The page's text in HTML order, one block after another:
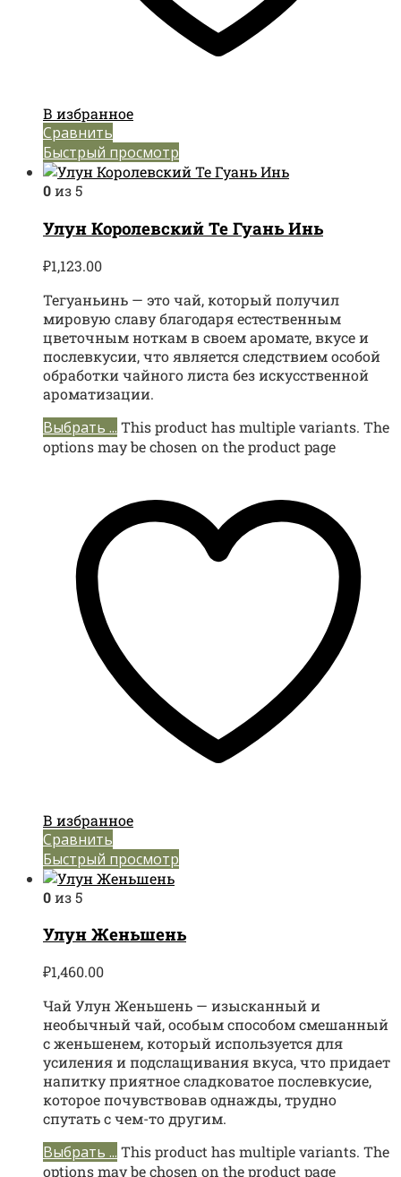
В избранное
Сравнить
Быстрый просмотр
0из 5
Улун Королевский Те Гуань Инь
₽1,123.00
Тегуаньинь — это чай, который получил
мировую славу благодаря естественным
цветочным ноткам в своем аромате, вкусе и
послевкусии, что является следствием особой
обработки чайного листа без искусственной
ароматизации.
Выбрать ... This product has multiple variants. The
options may be chosen on the product page
В избранное
Сравнить
Быстрый просмотр
0из 5
Улун Женьшень
₽1,460.00
Чай Улун Женьшень — изысканный и
необычный чай, особым способом смешанный
с женьшенем, который используется для
усиления и подслащивания вкуса, что придает
напитку приятное сладковатое послевкусие,
которое почувствовав однажды, трудно
спутать с чем-то другим.
Выбрать ... This product has multiple variants. The
options may be chosen on the product page